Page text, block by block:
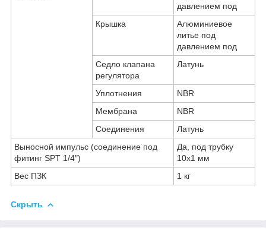
давлением под
Крышка
Алюминиевое
литье под
давлением под
Седло клапана
регулятора
Латунь
Уплотнения
NBR
Мембрана
NBR
Соединения
Латунь
Выносной импульс (соединение под
фитинг SPT 1/4″)
Да, под трубку
10х1 мм
Вес ПЗК
1 кг
Скрыть